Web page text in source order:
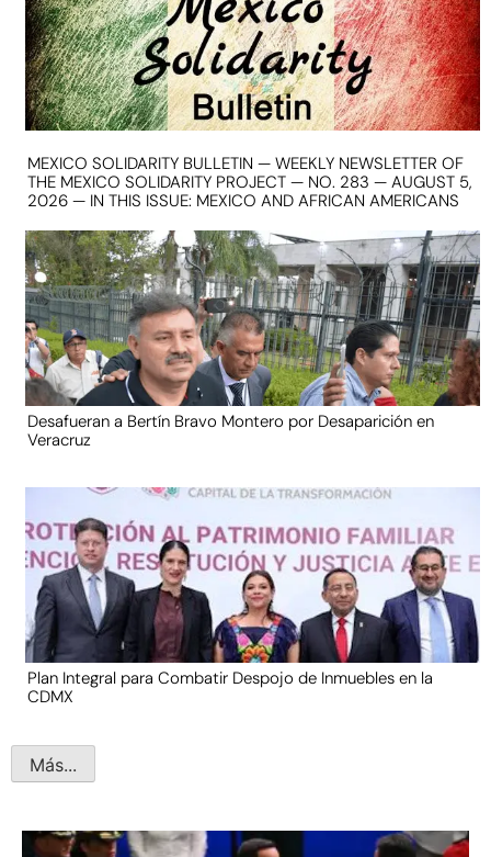
MEXICO SOLIDARITY BULLETIN — WEEKLY NEWSLETTER OF
THE MEXICO SOLIDARITY PROJECT — NO. 283 — AUGUST 5,
2026 — IN THIS ISSUE: MEXICO AND AFRICAN AMERICANS
Desafueran a Bertín Bravo Montero por Desaparición en
Veracruz
Plan Integral para Combatir Despojo de Inmuebles en la
CDMX
Más...